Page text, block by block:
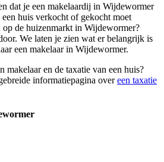
dat je een makelaardij in Wijdewormer
huis verkocht of gekocht moet
de huizenmarkt in Wijdewormer?
We laten je zien wat er belangrijk is
een makelaar in Wijdewormer.
makelaar en de taxatie van een huis?
informatiepagina overeen taxatie